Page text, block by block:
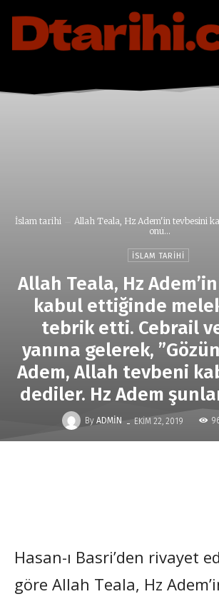
İslam tarihi
Allah Teala, Hz Adem'in tevbesini
onu...
İSLAM TARIHI
Allah Teala, Hz
kabul ettiğinde
tebrik etti. Cebrail
yanına gelerek,
Adem, Allah tevbeni
dediler. Hz Adem
By ADMIN - EKIM 22, 2019
Hasan-ı Basri’den rivayet
göre Allah Teala, Hz